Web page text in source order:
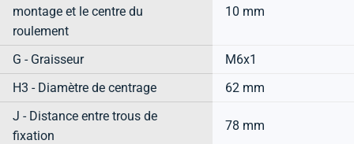
montage et le centre du
roulement
10 mm
G - Graisseur
M6x1
H3 - Diamètre de centrage
62 mm
J - Distance entre trous de
fixation
78 mm